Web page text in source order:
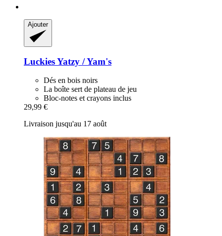
Ajouter
LuckiesYatzy / Yam's
Dés en bois noirs
La boîte sert de plateau de jeu
Bloc-notes et crayons inclus
29,99 €
Livraison jusqu'au 17 août